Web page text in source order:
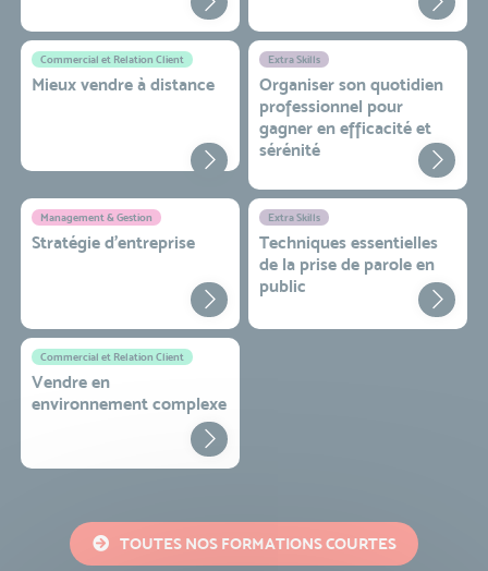
Commercial et Relation Client
Mieux vendre à distance
Extra Skills
Organiser son quotidien
professionnel pour
gagner en efficacité et
sérénité
Management & Gestion
Stratégie d’entreprise
Extra Skills
Techniques essentielles
de la prise de parole en
public
Commercial et Relation Client
Vendre en
environnement complexe
TOUTES NOS FORMATIONS COURTES